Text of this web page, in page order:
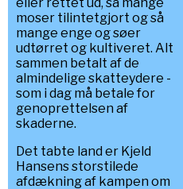
moser tilintetgjort og så
mange enge og søer
udtørret og kultiveret. Alt
sammen betalt af de
almindelige skatteydere -
som i dag må betale for
genoprettelsen af
skaderne.
Det tabte land er Kjeld
Hansens storstilede
afdækning af kampen om